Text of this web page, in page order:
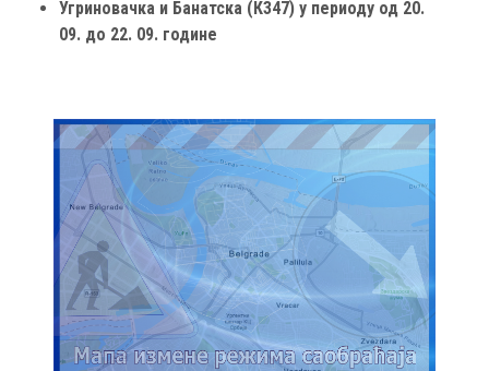
Угриновачка и Банатска (К347) у периоду од 20.
09. до 22. 09. године